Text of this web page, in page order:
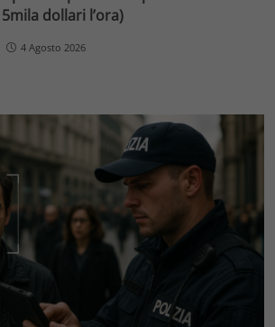
dollari l’ora)
4 Agosto 2026